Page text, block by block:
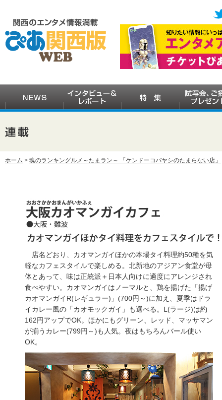
ホーム > 魂のランキングルメ～たまラン～ 「ケンドーコバヤシのたまらない店」
店名どおり、カオマンガイほかの本場タイ料理約50種を気
軽なカフェスタイルで楽しめる。北新地のアジアン食堂が母
体とあって、味は正統派＋日本人向けに適度にアレンジされ
食べやすい。カオマンガイはノーマルと、鶏を揚げた「揚げ
カオマンガイR(レギュラー)」(700円～)に加え、夏季はドラ
イカレー風の「カオモックガイ」も選べる。L(ラージ)は約
162円アップでOK。ほかにもグリーン、レッド、マッサマン
が揃うカレー(799円～)も人気。夜はもちろんバール使い
OK。